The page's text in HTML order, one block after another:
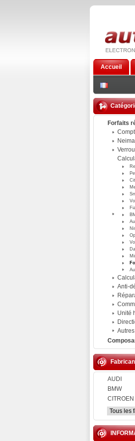
Accueil
Forfaits
Anti-
Unité
Autres
AUDI
BMW
CITROEN